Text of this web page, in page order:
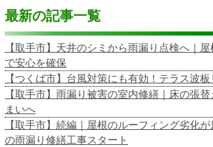
最新の記事一覧
【取手市】天井のシミから雨漏り点検へ｜
で安心を確保
【つくば市】台風対策にも有効！テラス波
【取手市】雨漏り被害の室内修繕｜床の張
まいへ
【取手市】続編｜屋根のルーフィング劣化
の雨漏り修繕工事スタート